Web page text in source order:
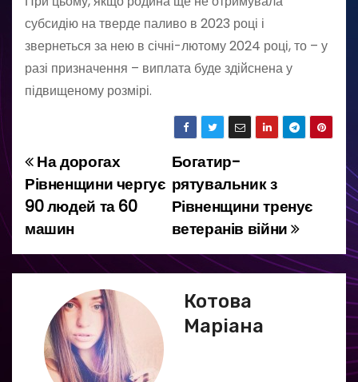
субсидію на тверде паливо в 2023 році і
звернеться за нею в січні-лютому 2024 році, то – у
разі призначення – виплата буде здійснена у
підвищеному розмірі.
Н
а
в
і
Богатир-
рятувальник з
Рівненщини тренує
ветеранів війни
На дорогах
Рівненщини чергує
90 людей та 60
машин
Котова
Маріана